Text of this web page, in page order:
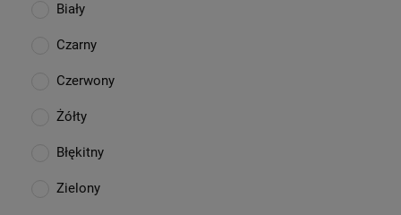
Biały
Czarny
Czerwony
Żółty
Błękitny
Zielony